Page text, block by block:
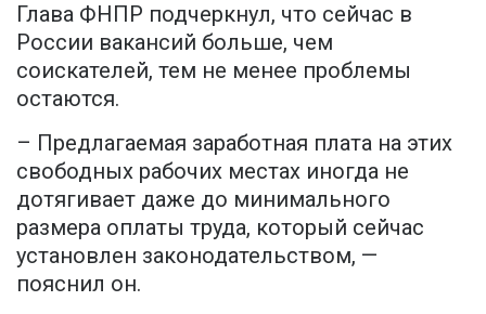
Глава ФНПР подчеркнул, что сейчас в
России вакансий больше, чем
соискателей, тем не менее проблемы
остаются.
– Предлагаемая заработная плата на этих
свободных рабочих местах иногда не
дотягивает даже до минимального
размера оплаты труда, который сейчас
установлен законодательством, —
пояснил он.